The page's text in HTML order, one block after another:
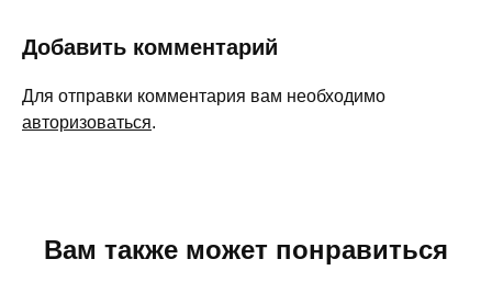
Добавить комментарий
Для отправки комментария вам необходимо
авторизоваться.
Вам также может понравиться